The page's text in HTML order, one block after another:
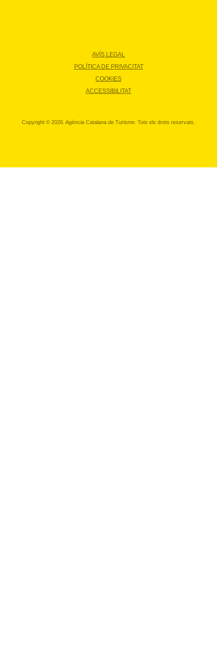
AVÍS LEGAL
POLÍTICA DE PRIVACITAT
COOKIES
ACCESSIBILITAT
Copyright © 2026. Agència Catalana de Turisme. Tots els drets reservats.